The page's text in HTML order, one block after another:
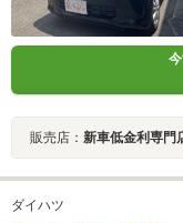
販売店： 新車低金利専
ダイハツ